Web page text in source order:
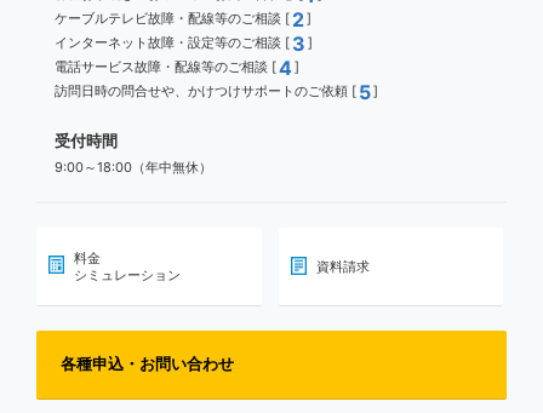
ケーブルテレビ故障・配線等のご相談 [ 2]
インターネット故障・設定等のご相談 [ 3 ]
電話サービス故障・配線等のご相談 [4]
訪問日時の問合せや、かけつけサポートのご依頼 [ 5]
受付時間
9:00～18:00（年中無休）
料金
シミュレーション
資料請求
各種申込・お問い合わせ